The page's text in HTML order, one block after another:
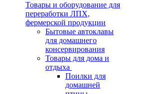
Товары и оборудование для
переработки ЛПХ,
фермерской продукции
Бытовые автоклавы
для домашнего
консервирования
Товары для дома и
отдыха
Поилки для
домашней